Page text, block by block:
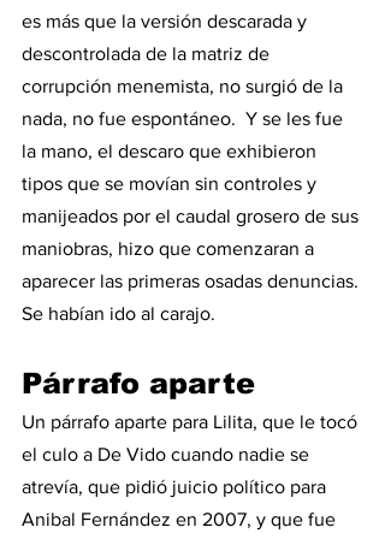
es más que la versión descarada y
descontrolada de la matriz de
corrupción menemista, no surgió de la
nada, no fue espontáneo.  Y se les fue
la mano, el descaro que exhibieron
tipos que se movían sin controles y
manijeados por el caudal grosero de sus
maniobras, hizo que comenzaran a
aparecer las primeras osadas denuncias.
Se habían ido al carajo.
Párrafo aparte
Un párrafo aparte para Lilita, que le tocó
el culo a De Vido cuando nadie se
atrevía, que pidió juicio político para
Anibal Fernández en 2007, y que fue